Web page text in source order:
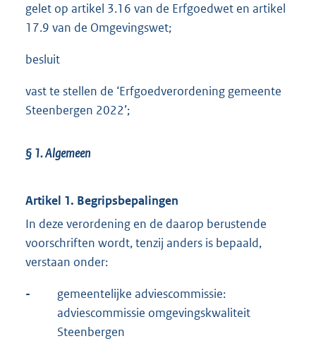
gelet op artikel 3.16 van de Erfgoedwet en artikel
17.9 van de Omgevingswet;
besluit
vast te stellen de ‘Erfgoedverordening gemeente
Steenbergen 2022’;
§ 1.Algemeen
Artikel 1. Begripsbepalingen
In deze verordening en de daarop berustende
voorschriften wordt, tenzij anders is bepaald,
verstaan onder:
-
gemeentelijke adviescommissie:
adviescommissie omgevingskwaliteit
Steenbergen